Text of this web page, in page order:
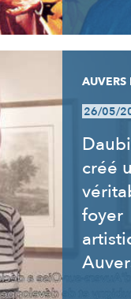
AUVERS
26/05/
créé
foyer